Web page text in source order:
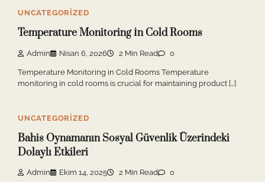
UNCATEGORIZED
Temperature Monitoring İn Cold Rooms
Admin Nisan 6, 2026 2 Min Read 0
Temperature Monitoring in Cold Rooms Temperature
monitoring in cold rooms is crucial for maintaining product […]
UNCATEGORIZED
Bahis Oynamanın Sosyal Güvenlik Üzerindeki
Dolaylı Etkileri
Admin Ekim 14, 2025 2 Min Read 0